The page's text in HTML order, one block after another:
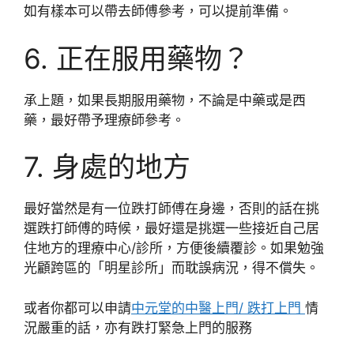
如有樣本可以帶去師傅參考，可以提前準備。
6. 正在服用藥物？
承上題，如果長期服用藥物，不論是中藥或是西
藥，最好帶予理療師參考。
7. 身處的地方
最好當然是有一位跌打師傅在身邊，否則的話在挑
選跌打師傅的時候，最好還是挑選一些接近自己居
住地方的理療中心/診所，方便後續覆診。如果勉強
光顧跨區的「明星診所」而耽誤病況，得不償失。
或者你都可以申請中元堂的中醫上門/ 跌打上門 情
況嚴重的話，亦有跌打緊急上門的服務